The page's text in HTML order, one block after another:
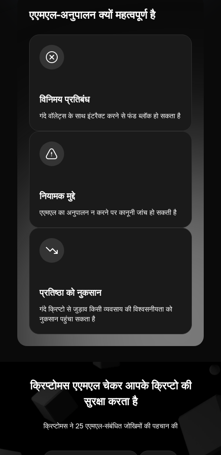
एएमएल-अनुपालन क्यों महत्वपूर्ण है
विनिमय प्रतिबंध
गंदे वॉलेट्स के साथ इंटरैक्ट करने से फंड ब्लॉक हो सकता है
नियामक मुद्दे
एएमएल का अनुपालन न करने पर कानूनी जांच हो सकती है
प्रतिष्ठा को नुकसान
गंदे क्रिप्टो से जुड़ाव किसी व्यवसाय की विश्वसनीयता को
नुकसान पहुंचा सकता है
क्रिप्टोमस एएमएल चेकर आपके क्रिप्टो की
सुरक्षा करता है
क्रिप्टोमस ने 25 एएमएल-संबंधित जोखिमों की पहचान की